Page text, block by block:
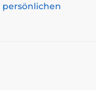
persönlichen